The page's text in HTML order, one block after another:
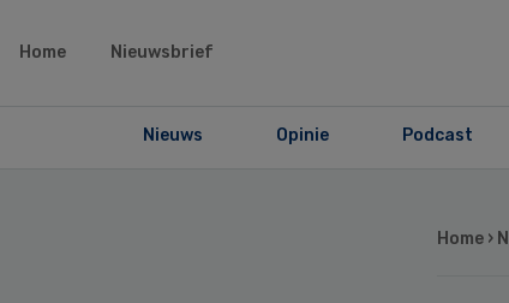
Home Nieuwsbrief
Nieuws Opinie Podcast
Home ›